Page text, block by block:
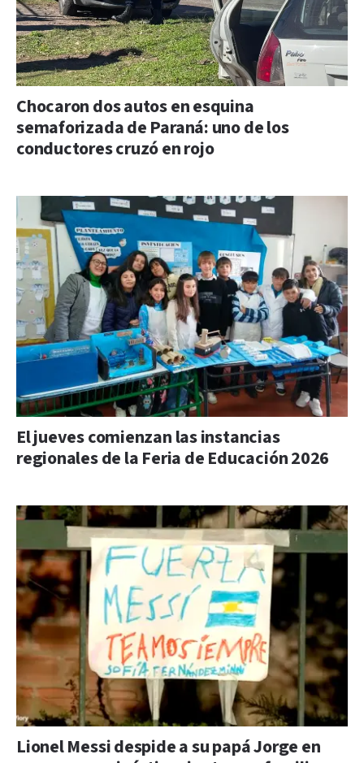
Chocaron dos autos en esquina
semaforizada de Paraná: uno de los
conductores cruzó en rojo
El jueves comienzan las instancias
regionales de la Feria de Educación 2026
Lionel Messi despide a su papá Jorge en